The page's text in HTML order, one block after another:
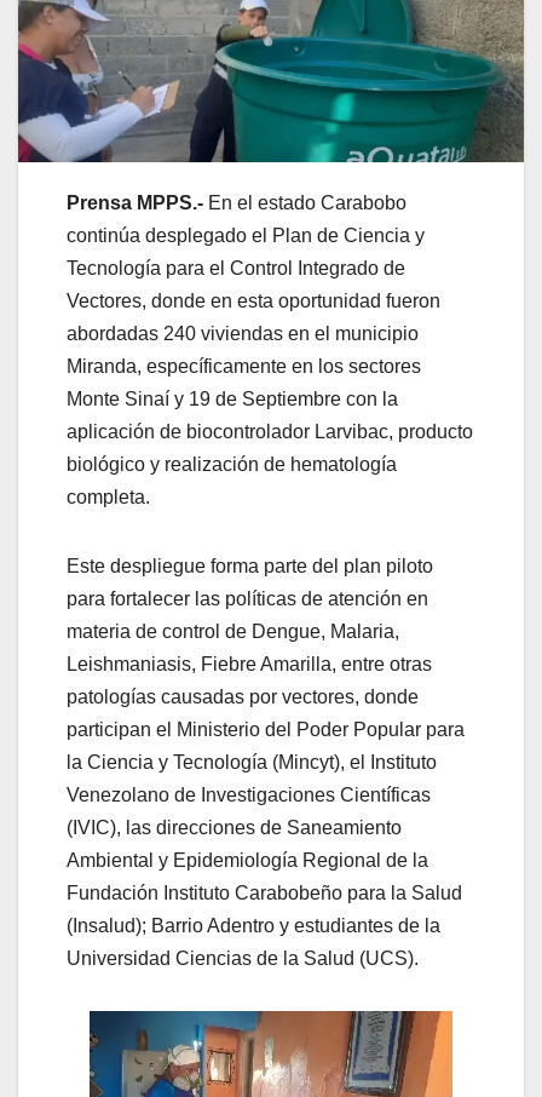
Prensa MPPS.- En el estado Carabobo
continúa desplegado el Plan de Ciencia y
Tecnología para el Control Integrado de
Vectores, donde en esta oportunidad fueron
abordadas 240 viviendas en el municipio
Miranda, específicamente en los sectores
Monte Sinaí y 19 de Septiembre con la
aplicación de biocontrolador Larvibac, producto
biológico y realización de hematología
completa.
Este despliegue forma parte del plan piloto
para fortalecer las políticas de atención en
materia de control de Dengue, Malaria,
Leishmaniasis, Fiebre Amarilla, entre otras
patologías causadas por vectores, donde
participan el Ministerio del Poder Popular para
la Ciencia y Tecnología (Mincyt), el Instituto
Venezolano de Investigaciones Científicas
(IVIC), las direcciones de Saneamiento
Ambiental y Epidemiología Regional de la
Fundación Instituto Carabobeño para la Salud
(Insalud); Barrio Adentro y estudiantes de la
Universidad Ciencias de la Salud (UCS).